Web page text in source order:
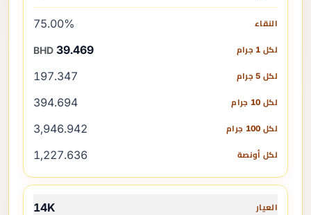
75.00%
39.469
BHD
197.347
394.694
3,946.942
1,227.636
14K